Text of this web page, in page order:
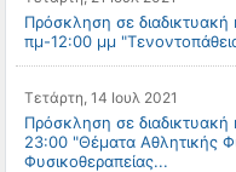
Πρόσκληση σε
πμ-12:00 μμ
Τετάρτη, 14 Ιουλ 2021
Πρόσκληση σε
23:00 "Θέματα Αθλητικής
Φυσικοθεραπείας...